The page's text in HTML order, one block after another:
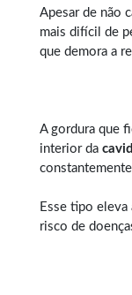
Apesar de não
mais difícil de
que demora a
A gordura que
interior da
Esse tipo eleva
risco de